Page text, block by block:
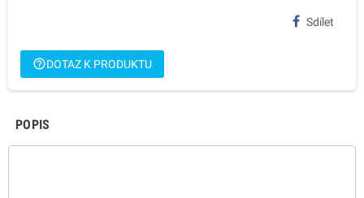
Sdílet
help_outlineDOTAZ K PRODUKTU
POPIS